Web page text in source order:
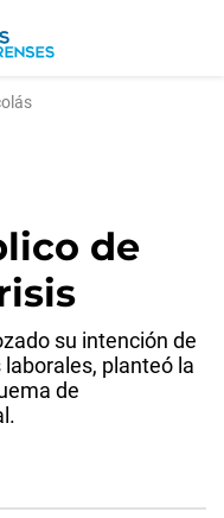
de
su intención de
planteó la
de